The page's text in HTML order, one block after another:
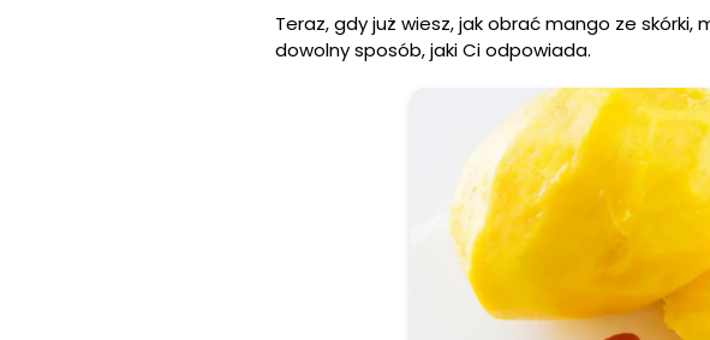
Teraz, gdy już wiesz, jak obrać mango ze
dowolny sposób, jaki Ci odpowiada.